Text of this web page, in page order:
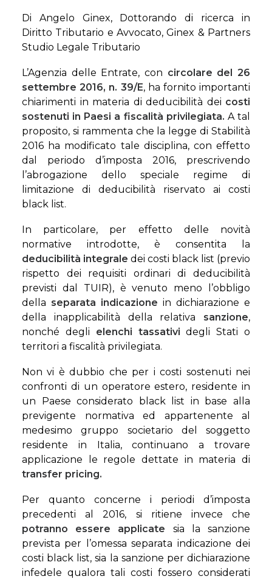
Di Angelo Ginex, Dottorando di ricerca in
Diritto Tributario e Avvocato, Ginex & Partners
Studio Legale Tributario
L’Agenzia delle Entrate, con circolare del 26
settembre 2016, n. 39/E, ha fornito importanti
chiarimenti in materia di deducibilità dei costi
sostenuti in Paesi a fiscalità privilegiata. A tal
proposito, si rammenta che la legge di Stabilità
2016 ha modificato tale disciplina, con effetto
dal periodo d’imposta 2016, prescrivendo
l’abrogazione dello speciale regime di
limitazione di deducibilità riservato ai costi
black list.
In particolare, per effetto delle novità
normative introdotte, è consentita la
deducibilità integrale dei costi black list (previo
rispetto dei requisiti ordinari di deducibilità
previsti dal TUIR), è venuto meno l’obbligo
della separata indicazione in dichiarazione e
della inapplicabilità della relativa sanzione,
nonché degli elenchi tassativi degli Stati o
territori a fiscalità privilegiata.
Non vi è dubbio che per i costi sostenuti nei
confronti di un operatore estero, residente in
un Paese considerato black list in base alla
previgente normativa ed appartenente al
medesimo gruppo societario del soggetto
residente in Italia, continuano a trovare
applicazione le regole dettate in materia di
transfer pricing.
Per quanto concerne i periodi d’imposta
precedenti al 2016, si ritiene invece che
potranno essere applicate sia la sanzione
prevista per l’omessa separata indicazione dei
costi black list, sia la sanzione per dichiarazione
infedele qualora tali costi fossero considerati